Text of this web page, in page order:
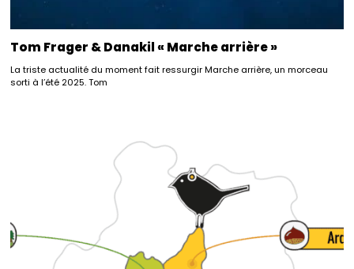
Tom Frager & Danakil « Marche arrière »
La triste actualité du moment fait ressurgir Marche arrière, un morceau
sorti à l’été 2025. Tom